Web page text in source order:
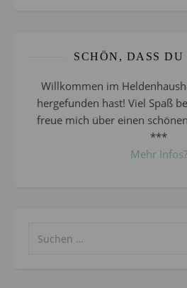
SCHÖN, DASS
Willkommen im
hergefunden hast! Viel Spaß
freue mich über einen
***
Mehr Infos?